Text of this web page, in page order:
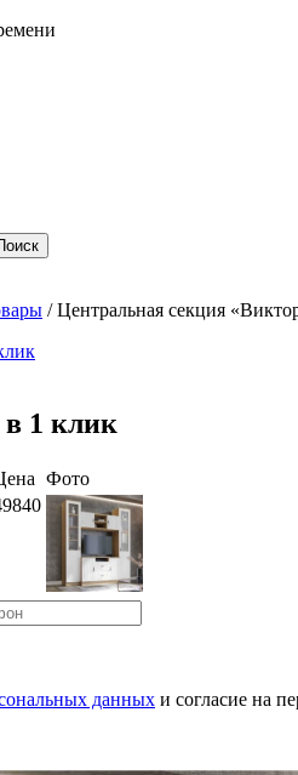
/ Центральная секция
1 клик
Фото
данных и согласие на